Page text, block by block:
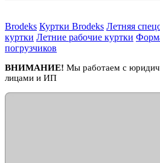
Brodeks Куртки Brodeks Летняя
куртки Летние рабочие куртки
погрузчиков
ВНИМАНИЕ! Мы работаем с
лицами и ИП